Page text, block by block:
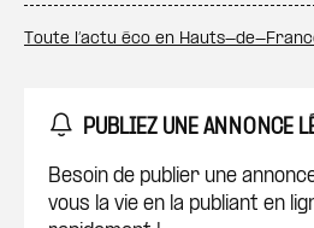
Toute l’actu éco en Hauts-de-
PUBLIEZ UNE ANNONCE
Besoin de publier une
vous la vie en la publiant en